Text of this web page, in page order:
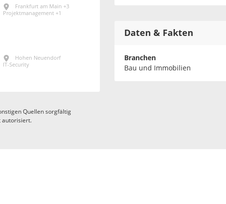
Frankfurt am Main +3
Projektmanagement +1
Hohen Neuendorf
IT-Security
Daten & Fakten
Branchen
Bau und Immobilien
Quellen sorgfältig
autorisiert.